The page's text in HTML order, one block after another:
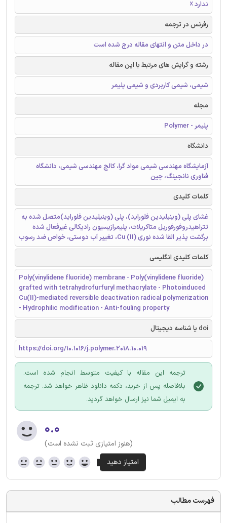
ندارد ☓
رفرنس در ترجمه
در داخل متن و انتهای مقاله درج شده است
رشته و گرایش های مرتبط با این مقاله
شیمی، شیمی کاربردی و شیمی پلیمر
مجله
پلیمر - Polymer
دانشگاه
آزمایشگاه مهندسی شیمی مواد گرا، کالج مهندسی شیمی، دانشگاه
فناوری نانجینگ، چین
کلمات کلیدی
غشای پلی (وینیلیدین فلوراید)، پلی (وینیلیدین فلوراید)متصل شده به
تتراهیدروفورفوریل متاکریلات، پلیمرازیسیون رادیکالی غیرفعال شده
برگشت پذیر القا شده نوری (Cu (II، تغییر آب دوستی، خواص ضد رسوب
کلمات کلیدی انگلیسی
Poly(vinylidene fluoride) membrane - Poly(vinylidene fluoride)
grafted with tetrahydrofurfuryl methacrylate - Photoinduced
Cu(II)-mediated reversible deactivation radical polymerization
- Hydrophilic modification - Anti-fouling property
doi یا شناسه دیجیتال
https://doi.org/10.1016/j.polymer.2018.10.019
ترجمه این مقاله با کیفیت متوسط انجام شده است.
بلافاصله پس از خرید، دکمه دانلود ظاهر خواهد شد. ترجمه
به ایمیل شما نیز ارسال خواهد گردید.
۰.۰
(هنوز امتیازی ثبت نشده است)
فهرست مطالب